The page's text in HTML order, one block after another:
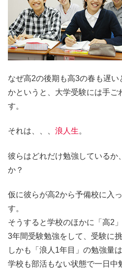
なぜ高2の後期も高3の春も遅
かというと、大学受験には手ご
す。
それは、、、 浪人生。
彼らはどれだけ勉強しているか
か？
仮に彼らが高2から予備校に入
す。
そうすると学校のほかに「高2
3年間受験勉強をして、受験に
しかも「浪人1年目」の勉強量は
学校も部活もない状態で一日中